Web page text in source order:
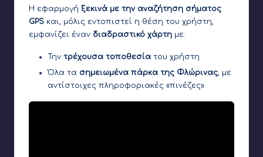
Η εφαρμογή ξεκινά με την αναζήτηση σήματος
GPS και, μόλις εντοπιστεί η θέση του χρήστη,
εμφανίζει έναν διαδραστικό χάρτη με:
Την τρέχουσα τοποθεσία του χρήστη
Όλα τα σημειωμένα πάρκα της Φλώρινας , με
αντίστοιχες πληροφοριακές «πινέζες»